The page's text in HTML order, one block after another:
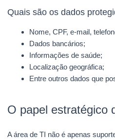
Quais são os dados
Nome, CPF, e-mail,
Dados bancários;
Informações de saúde;
Localização geográfica;
Entre outros dados que
O papel estratégico
A área de TI não é apenas